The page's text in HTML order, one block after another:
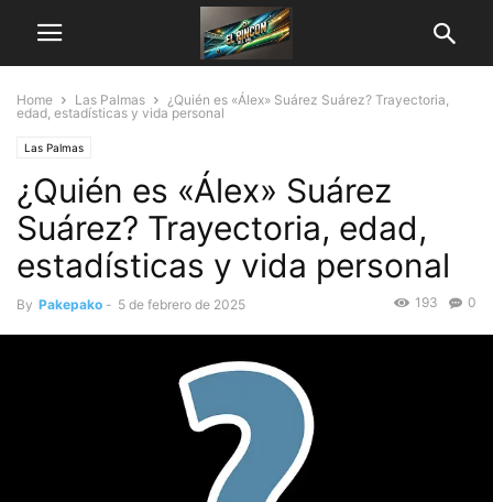
Home Las Palmas
¿Quién es «Álex» Suárez Suárez? Trayectoria,
edad, estadísticas y vida personal
Las Palmas
¿Quién es «Álex» Suárez
Suárez? Trayectoria, edad,
estadísticas y vida personal
By Pakepako - 5 de febrero de 2025 0
193